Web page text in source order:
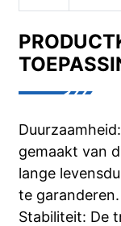
gemaakt van
lange
te garanderen.
Stabiliteit: De